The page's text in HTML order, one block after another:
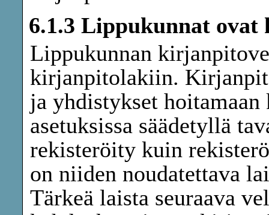
6.1.3 Lippukunnat
Lippukunnan
kirjanpitolakiin.
ja yhdistykset
asetuksissa säädetyllä
rekisteröity kuin
on niiden noudatettava
Tärkeä laista seuraava